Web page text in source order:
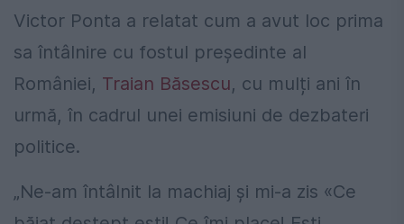
Victor Ponta a relatat cum a avut loc prima
sa întâlnire cu fostul președinte al
României, Traian Băsescu, cu mulți ani în
urmă, în cadrul unei emisiuni de dezbateri
politice.
„Ne-am întâlnit la machiaj și mi-a zis «Ce